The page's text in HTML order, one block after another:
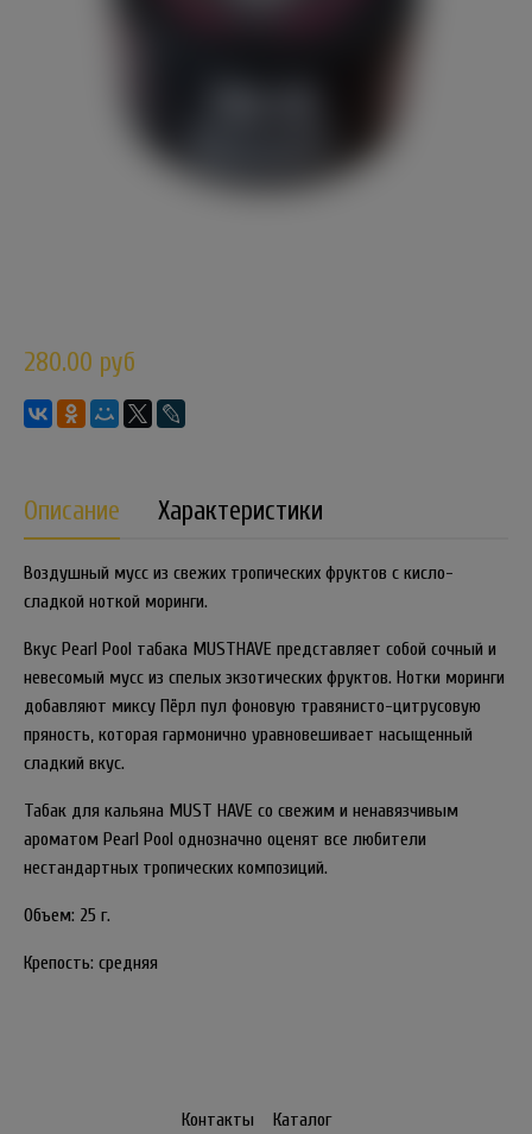
280.00 руб
Описание Характеристики
Воздушный мусс из свежих тропических фруктов с кисло-
сладкой ноткой моринги.
Вкус Pearl Pool табака MUSTHAVE представляет собой сочный и
невесомый мусс из спелых экзотических фруктов. Нотки моринги
добавляют миксу Пёрл пул фоновую травянисто-цитрусовую
пряность, которая гармонично уравновешивает насыщенный
сладкий вкус.
Табак для кальяна MUST HAVE со свежим и ненавязчивым
ароматом Pearl Pool однозначно оценят все любители
нестандартных тропических композиций.
Объем: 25 г.
Крепость: средняя
Контакты Каталог